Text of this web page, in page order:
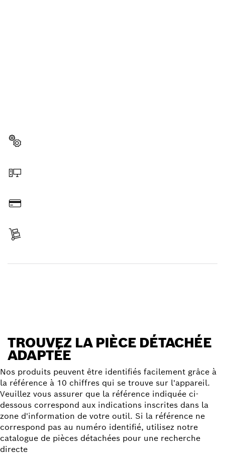
TROUVEZ LA PIÈCE DÉTACHÉE
ADAPTÉE
Nos produits peuvent être identifiés facilement grâce à
la référence à 10 chiffres qui se trouve sur l'appareil.
Veuillez vous assurer que la référence indiquée ci-
dessous correspond aux indications inscrites dans la
zone d'information de votre outil. Si la référence ne
correspond pas au numéro identifié, utilisez notre
catalogue de pièces détachées pour une recherche
directe